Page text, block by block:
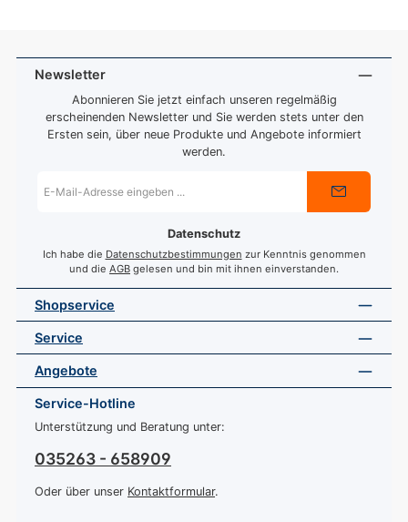
Newsletter
Abonnieren Sie jetzt einfach unseren regelmäßig
erscheinenden Newsletter und Sie werden stets unter den
Ersten sein, über neue Produkte und Angebote informiert
werden.
Mail-
Datenschutz
Ich habe die Datenschutzbestimmungen zur Kenntnis genommen
und die AGB gelesen und bin mit ihnen einverstanden.
Shopservice
Service
Angebote
Service-Hotline
Unterstützung und Beratung unter:
035263 - 658909
Oder über unser Kontaktformular.